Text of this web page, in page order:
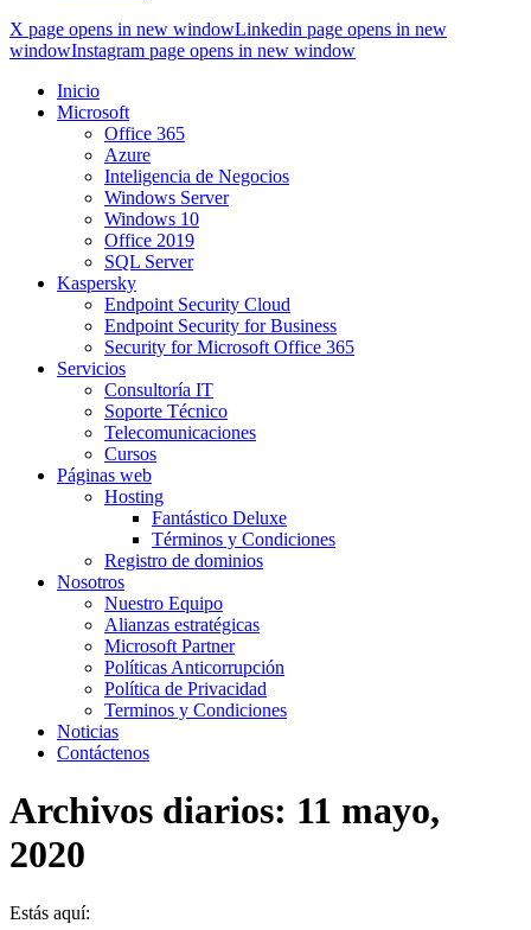
X page opens in new windowLinkedin page opens in new
windowInstagram page opens in new window
Inicio
Microsoft
Office 365
Azure
Inteligencia de Negocios
Windows Server
Windows 10
Office 2019
SQL Server
Kaspersky
Endpoint Security Cloud
Endpoint Security for Business
Security for Microsoft Office 365
Servicios
Consultoría IT
Soporte Técnico
Telecomunicaciones
Cursos
Páginas web
Hosting
Fantástico Deluxe
Términos y Condiciones
Registro de dominios
Nosotros
Nuestro Equipo
Alianzas estratégicas
Microsoft Partner
Políticas Anticorrupción
Política de Privacidad
Terminos y Condiciones
Noticias
Contáctenos
Archivos diarios: 11 mayo,
2020
Estás aquí: